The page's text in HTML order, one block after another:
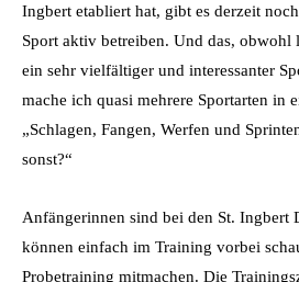
Ingbert etabliert hat, gibt es derzeit
Sport aktiv betreiben. Und das, obwohl
ein sehr vielfältiger und interessanter
mache ich quasi mehrere Sportarten in
„Schlagen, Fangen, Werfen und
sonst?“
Anfängerinnen sind bei den St. Ingbert
können einfach im Training vorbei
Probetraining mitmachen. Die